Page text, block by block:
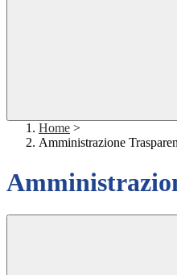
Home >
Amministrazione